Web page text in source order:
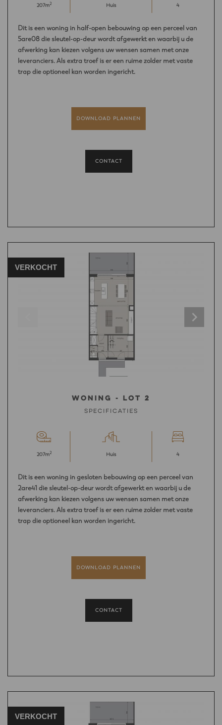
207m2 Huis 4
Dit is een woning in half-open bebouwing op een perceel van
5are08 die sleutel-op-deur wordt afgewerkt en waarbij u de
afwerking kan kiezen volgens uw wensen samen met onze
leveranciers. Als extra troef is er een ruime zolder met vaste
trap die optioneel kan worden ingericht.
DOWNLOAD PLANNEN
CONTACT
VERKOCHT
Woning - Lot 2
Specificaties
207m2 Huis 4
Dit is een woning in gesloten bebouwing op een perceel van
2are41 die sleutel-op-deur wordt afgewerkt en waarbij u de
afwerking kan kiezen volgens uw wensen samen met onze
leveranciers. Als extra troef is er een ruime zolder met vaste
trap die optioneel kan worden ingericht.
DOWNLOAD PLANNEN
CONTACT
VERKOCHT